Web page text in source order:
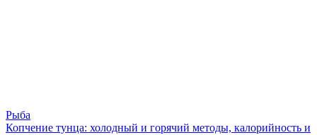
Рыба
Копчение тунца: холодный и горячий методы, калорийность и